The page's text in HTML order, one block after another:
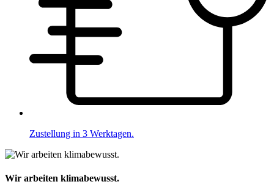
Zustellung in 3 Werktagen.
Wir arbeiten klimabewusst.